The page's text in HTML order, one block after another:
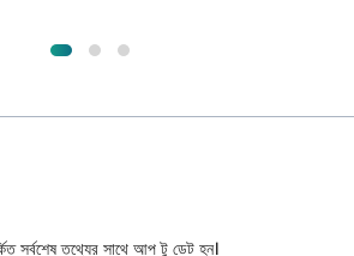
সর্বশেষ তথ্যের সাথে আপ টু ডেট হন।